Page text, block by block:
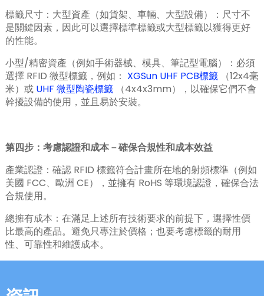
標籤尺寸：大型資產（如貨架、車輛、大型設備）：尺寸不
是關鍵因素，因此可以選擇標準標籤或大型標籤以獲得更好
的性能。
小型/精密資產（例如手術器械、模具、筆記型電腦）：必須
選擇 RFID 微型標籤，例如： XGSun UHF PCB標籤（12x4毫
米）或 UHF 微型陶瓷標籤（4x4x3mm），以確保它們不會
幹擾設備的使用，並且易於安裝。
第四步：考慮認證和成本－確保合規性和成本效益
產業認證：確認 RFID 標籤符合計畫所在地的射頻標準（例如
美國 FCC、歐洲 CE），並擁有 RoHS 等環境認證，確保合法
合規使用。
總擁有成本：在滿足上述所有技術要求的前提下，選擇性價
比最高的產品。避免只專注於價格；也要考慮標籤的耐用
性、可靠性和維護成本。